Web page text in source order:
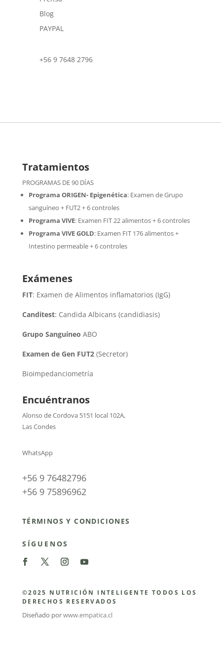
Blog
PAYPAL
+56 9 7648 2796
Tratamientos
PROGRAMAS DE 90 DÍAS
Programa ORIGEN- Epigenética:Examen de Grupo
sanguíneo + FUT2 + 6 controles
Programa VIVE: Examen FIT 22 alimentos + 6 controles
Programa VIVE GOLD: Examen FIT 176 alimentos +
Intestino permeable + 6 controles
Exámenes
FIT: Examen de Alimentos inflamatorios (IgG)
Canditest: Candida Albicans (candidiasis)
Grupo Sanguíneo ABO
Examen de Gen FUT2(Secretor)
Bioimpedanciometría
Encuéntranos
Alonso de Cordova 5151 local 102A,
Las Condes
WhatsApp
+56 9 76482796
+56 9 75896962
TÉRMINOS Y CONDICIONES
SÍGUENOS
©2025 NUTRICIÓN INTELIGENTE TODOS LOS
DERECHOS RESERVADOS
Diseñado porwww.empatica.cl